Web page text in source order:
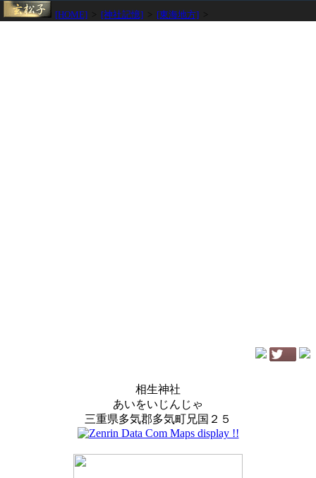
[HOME] [神社記憶] [東海地方]
相生神社
あいをいじんじゃ
三重県多気郡多気町兄国２５